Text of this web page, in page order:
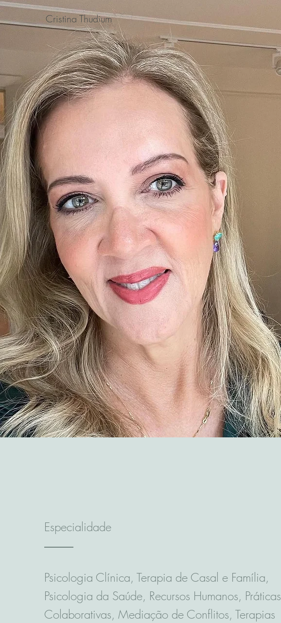
Cristina Thudium
Especialidade
Psicologia Clínica, Terapia de Casal e Família,
Psicologia da Saúde, Recursos Humanos, Práticas
Colaborativas, Mediação de Conflitos, Terapias